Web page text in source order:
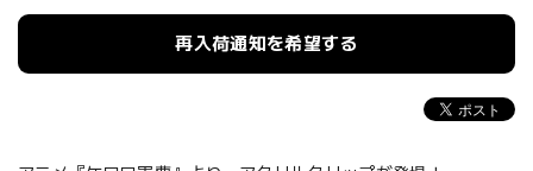
再入荷通知を希望する